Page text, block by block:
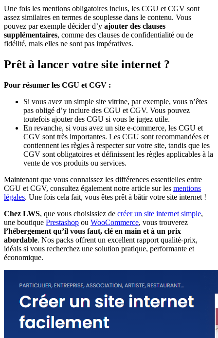
Une fois les mentions obligatoires inclus, les CGU et CGV sont
assez similaires en termes de souplesse dans le contenu. Vous
pouvez par exemple décider d’y ajouter des clauses
supplémentaires, comme des clauses de confidentialité ou de
fidélité, mais elles ne sont pas impératives.
Prêt à lancer votre site internet ?
Pour résumer les CGU et CGV :
Si vous avez un simple site vitrine, par exemple, vous n’êtes
pas obligé d’y inclure des CGU et CGV. Vous pouvez
toutefois ajouter des CGU si vous le jugez utile.
En revanche, si vous avez un site e-commerce, les CGU et
CGV sont très importantes. Les CGU sont recommandées et
contiennent les règles à respecter sur votre site, tandis que les
CGV sont obligatoires et définissent les règles applicables à la
vente de vos produits ou services.
Maintenant que vous connaissez les différences essentielles entre
CGU et CGV, consultez également notre article sur les mentions
légales. Une fois cela fait, vous êtes prêt à bâtir votre site internet !
Chez LWS, que vous choisissiez de créer un site internet simple,
une boutique Prestashop ou WooCommerce, vous trouverez
l’hébergement qu’il vous faut, clé en main et à un prix
abordable. Nos packs offrent un excellent rapport qualité-prix,
idéals si vous recherchez une solution pratique, performante et
économique.